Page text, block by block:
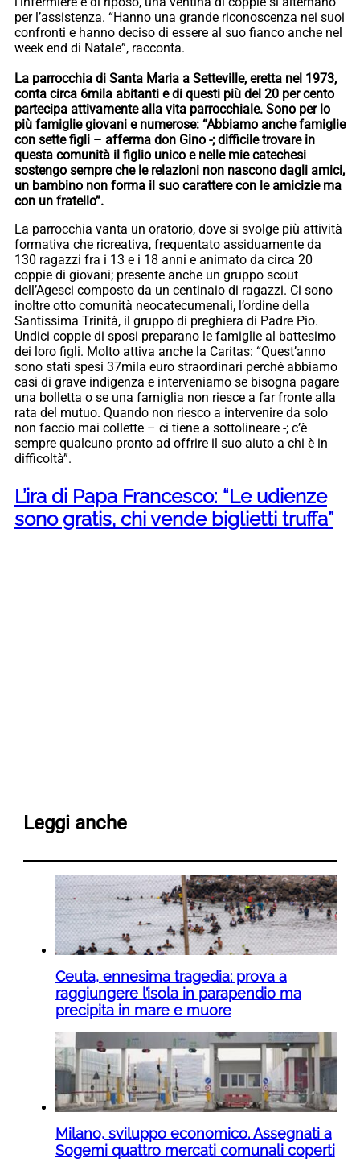
per l’assistenza. “Hanno una grande riconoscenza nei suoi
confronti e hanno deciso di essere al suo fianco anche nel
week end di Natale”, racconta.
La parrocchia di Santa Maria a Setteville, eretta nel 1973,
conta circa 6mila abitanti e di questi più del 20 per cento
partecipa attivamente alla vita parrocchiale. Sono per lo
più famiglie giovani e numerose: “Abbiamo anche famiglie
con sette figli – afferma don Gino -; difficile trovare in
questa comunità il figlio unico e nelle mie catechesi
sostengo sempre che le relazioni non nascono dagli amici,
un bambino non forma il suo carattere con le amicizie ma
con un fratello”.
La parrocchia vanta un oratorio, dove si svolge più attività
formativa che ricreativa, frequentato assiduamente da
130 ragazzi fra i 13 e i 18 anni e animato da circa 20
coppie di giovani; presente anche un gruppo scout
dell’Agesci composto da un centinaio di ragazzi. Ci sono
inoltre otto comunità neocatecumenali, l’ordine della
Santissima Trinità, il gruppo di preghiera di Padre Pio.
Undici coppie di sposi preparano le famiglie al battesimo
dei loro figli. Molto attiva anche la Caritas: “Quest’anno
sono stati spesi 37mila euro straordinari perché abbiamo
casi di grave indigenza e interveniamo se bisogna pagare
una bolletta o se una famiglia non riesce a far fronte alla
rata del mutuo. Quando non riesco a intervenire da solo
non faccio mai collette – ci tiene a sottolineare -; c’è
sempre qualcuno pronto ad offrire il suo aiuto a chi è in
difficoltà”.
L’ira di Papa Francesco: “Le udienze
sono gratis, chi vende biglietti truffa”
Leggi anche
Ceuta, ennesima tragedia: prova a
raggiungere l’isola in parapendio ma
precipita in mare e muore
Milano, sviluppo economico. Assegnati a
Sogemi quattro mercati comunali coperti